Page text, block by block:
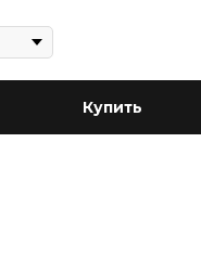
Купить